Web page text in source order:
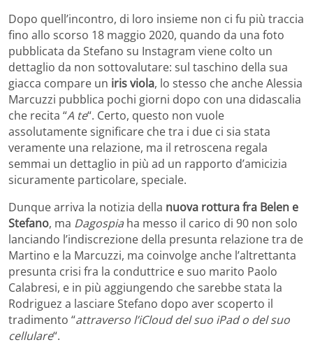
Dopo quell’incontro, di loro insieme non ci fu più traccia
fino allo scorso 18 maggio 2020, quando da una foto
pubblicata da Stefano su Instagram viene colto un
dettaglio da non sottovalutare: sul taschino della sua
giacca compare un iris viola, lo stesso che anche Alessia
Marcuzzi pubblica pochi giorni dopo con una didascalia
che recita “A te“. Certo, questo non vuole
assolutamente significare che tra i due ci sia stata
veramente una relazione, ma il retroscena regala
semmai un dettaglio in più ad un rapporto d’amicizia
sicuramente particolare, speciale.
Dunque arriva la notizia della nuova rottura fra Belen e
Stefano, ma Dagospia ha messo il carico di 90 non solo
lanciando l’indiscrezione della presunta relazione tra de
Martino e la Marcuzzi, ma coinvolge anche l’altrettanta
presunta crisi fra la conduttrice e suo marito Paolo
Calabresi, e in più aggiungendo che sarebbe stata la
Rodriguez a lasciare Stefano dopo aver scoperto il
tradimento “attraverso l’iCloud del suo iPad o del suo
cellulare“.